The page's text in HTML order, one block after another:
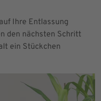
Ihre Entlassung
den nächsten Schritt
ein Stückchen